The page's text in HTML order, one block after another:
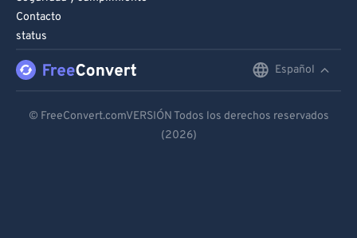
Contacto
status
Español
Español
© FreeConvert.comVERSIÓN Todos los derechos reservados
(2026)